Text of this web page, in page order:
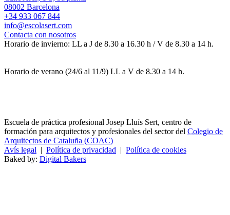
08002 Barcelona
+34 933 067 844
info@escolasert.com
Contacta con nosotros
Horario de invierno: LL a J de 8.30 a 16.30 h / V de 8.30 a 14 h.
Horario de verano (24/6 al 11/9) LL a V de 8.30 a 14 h.
Escuela de práctica profesional Josep Lluís Sert, centro de
formación para arquitectos y profesionales del sector del Colegio de
Arquitectos de Cataluña (COAC)
Avís legal | Política de privacidad | Política de cookies
Baked by: Digital Bakers